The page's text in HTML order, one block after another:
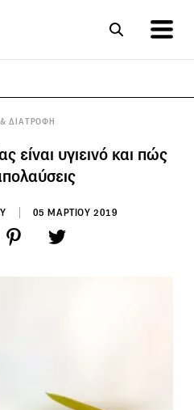
ΔΙΑΤΡΟΦΗ
είναι υγιεινό και πώς
05 ΜΑΡΤΙΟΥ 2019